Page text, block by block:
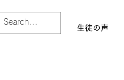
生徒の声